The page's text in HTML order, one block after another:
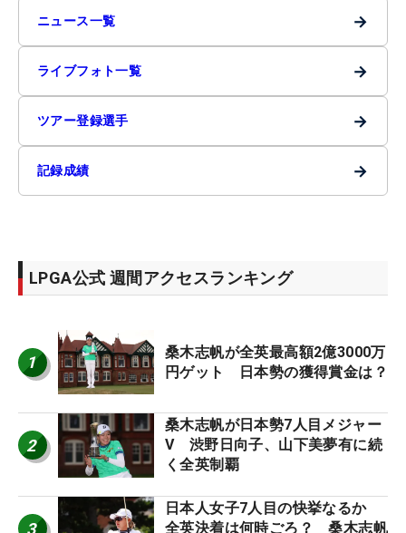
ニュース一覧 →
ライブフォト一覧 →
ツアー登録選手 →
記録成績 →
LPGA公式 週間アクセスランキング
1
桑木志帆が全英最高額2億3000万
円ゲット 日本勢の獲得賞金は？
2
桑木志帆が日本勢7人目メジャー
V 渋野日向子、山下美夢有に続
く全英制覇
3
日本人女子7人目の快挙なるか
全英決着は何時ごろ？ 桑木志帆